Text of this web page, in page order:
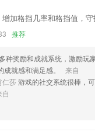
动关闭
的阅读体验（支持亮度自
加格挡几率和格挡值，守
推荐
种奖励和成就系统，激励玩
成就感和满足感。
来自
仁莎游戏的社交系统很棒，
自